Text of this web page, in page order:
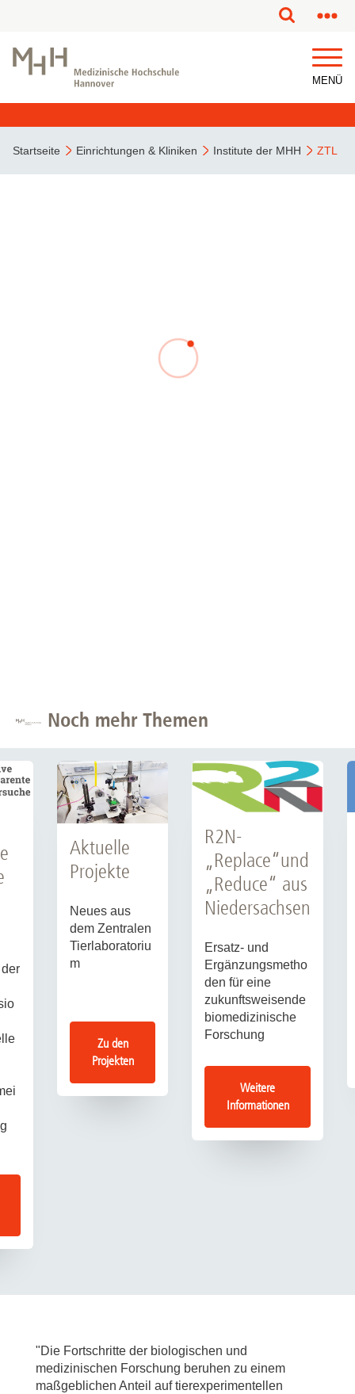
MENÜ
Startseite Einrichtungen & Kliniken Institute der MHH ZTL
Noch mehr Themen
Aktuelle
Projekte
Neues aus
dem Zentralen
Tierlaboratoriu
m
Zu den
Projekten
R2N-
„Replace“und
„Reduce“ aus
Niedersachsen
Ersatz- und
Ergänzungsmetho
den für eine
zukunftsweisende
biomedizinische
Forschung
Weitere
Informationen
"Die Fortschritte der biologischen und
medizinischen Forschung beruhen zu einem
maßgeblichen Anteil auf tierexperimentellen